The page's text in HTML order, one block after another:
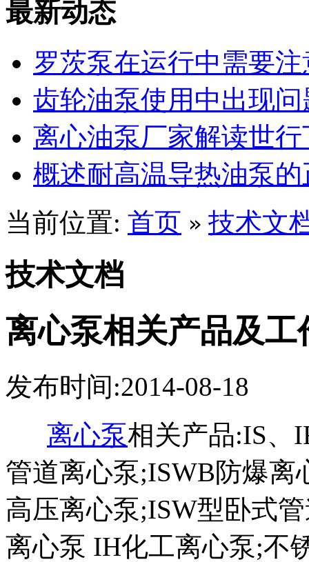
最新动态
罗茨泵在运行中需要
齿轮油泵使用中出现
离心油泵厂家解读世
概述耐高温导热油泵
当前位置: 首页 » 技术文
技术文档
离心泵相关产品及工
发布时间:2014-08-18
离心泵相关产品:IS、
管道离心泵;ISWB防爆离
高压离心泵;ISW型卧式
离心泵 IH化工离心泵;不